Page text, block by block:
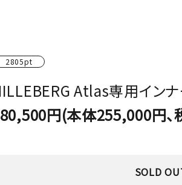
テント・タープ
マット・グランドシート
アウトドアスパイス
2805pt
Atlas専用イン
円(本体255,000円
SOLD